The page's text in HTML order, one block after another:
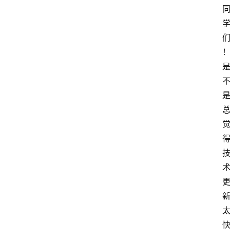
同
学
们
！
是
不
是
总
觉
得
技
术
更
新
太
快